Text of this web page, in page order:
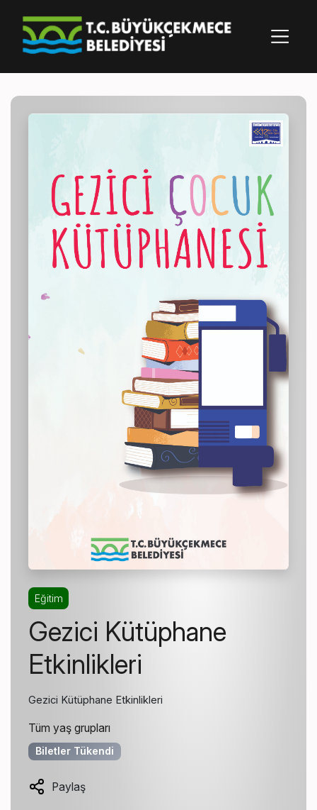
Eğitim
Gezici Kütüphane
Etkinlikleri
Gezici Kütüphane Etkinlikleri
Tüm yaş grupları
Biletler Tükendi
Paylaş